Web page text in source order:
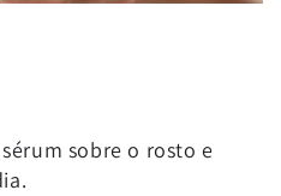
sobre o rosto e